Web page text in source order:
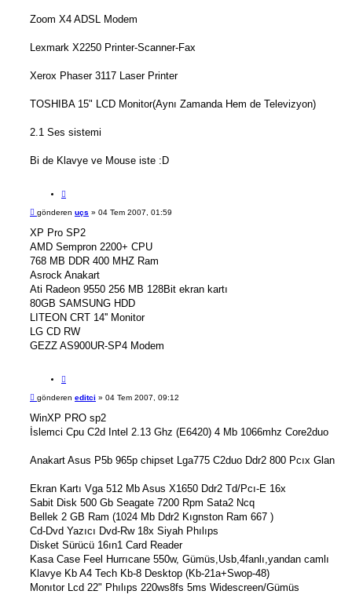
Zoom X4 ADSL Modem
Lexmark X2250 Printer-Scanner-Fax
Xerox Phaser 3117 Laser Printer
TOSHIBA 15" LCD Monitor(Aynı Zamanda Hem de Televizyon)
2.1 Ses sistemi
Bi de Klavye ve Mouse iste :D
ı
t
ı
M
s
j
gönderen uçs » 04 Tem 2007, 01:59
XP Pro SP2
AMD Sempron 2200+ CPU
768 MB DDR 400 MHZ Ram
Asrock Anakart
Ati Radeon 9550 256 MB 128Bit ekran kartı
80GB SAMSUNG HDD
LITEON CRT 14'' Monitor
LG CD RW
GEZZ AS900UR-SP4 Modem
ı
t
ı
M
s
j
gönderen editci » 04 Tem 2007, 09:12
WinXP PRO sp2
İslemci Cpu C2d Intel 2.13 Ghz (E6420) 4 Mb 1066mhz Core2duo
Anakart Asus P5b 965p chipset Lga775 C2duo Ddr2 800 Pcıx Glan
Ekran Kartı Vga 512 Mb Asus X1650 Ddr2 Td/Pcı-E 16x
Sabit Disk 500 Gb Seagate 7200 Rpm Sata2 Ncq
Bellek 2 GB Ram (1024 Mb Ddr2 Kıgnston Ram 667 )
Cd-Dvd Yazıcı Dvd-Rw 18x Siyah Phılıps
Disket Sürücü 16ın1 Card Reader
Kasa Case Feel Hurrıcane 550w, Gümüs,Usb,4fanlı,yandan camlı
Klavye Kb A4 Tech Kb-8 Desktop (Kb-21a+Swop-48)
Monıtor Lcd 22" Phılıps 220ws8fs 5ms Widescreen/Gümüs